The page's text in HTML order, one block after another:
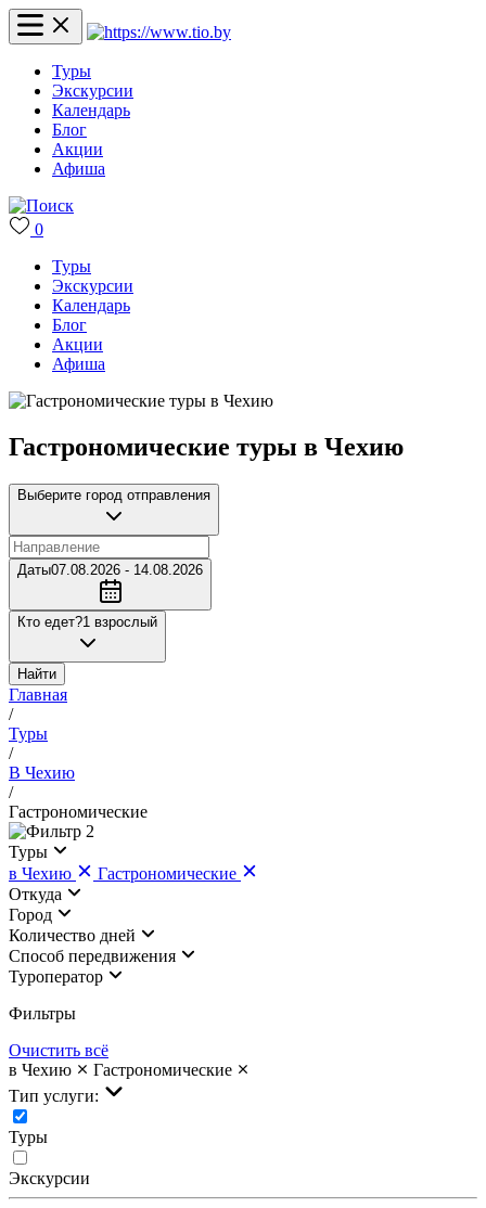
Туры
Экскурсии
Календарь
Блог
Акции
Афиша
0
Туры
Экскурсии
Календарь
Блог
Акции
Афиша
Гастрономические туры в Чехию
Выберите город отправления
Даты07.08.2026 - 14.08.2026
Кто едет?1 взрослый
Найти
Главная
/
Туры
/
В Чехию
/
Гастрономические
2
Туры
в Чехию
Гастрономические
Откуда
Город
Количество дней
Cпособ передвижения
Туроператор
Фильтры
Очистить всё
в Чехию
Гастрономические
Тип услуги:
Туры
Экскурсии